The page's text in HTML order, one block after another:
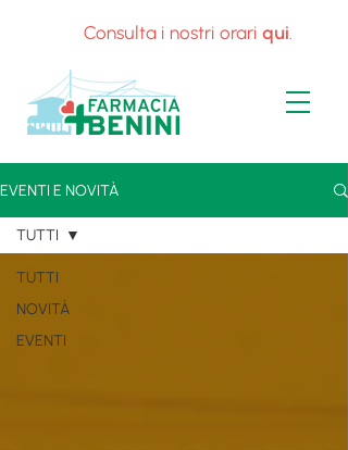
Consulta i nostri orari qui.
EVENTI E NOVITÀ
TUTTI
NOVITÀ
EVENTI
TUTTI